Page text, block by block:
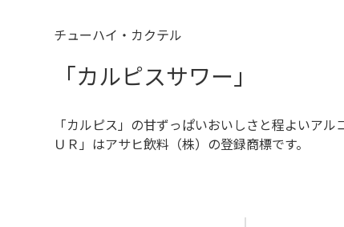
チューハイ・カクテル
「カルピスサワー」
「カルピス」の甘ずっぱいおいしさと程よいア
ＵＲ」はアサヒ飲料（株）の登録商標です。